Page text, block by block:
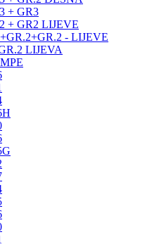
+ GR3
+ GR2 LIJEVE
- LIJEVE
LIJEVA